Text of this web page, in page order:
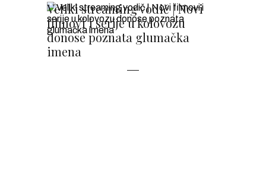
Veliki streaming vodič | Novi
filmovi i serije u kolovozu
donose poznata glumačka
imena